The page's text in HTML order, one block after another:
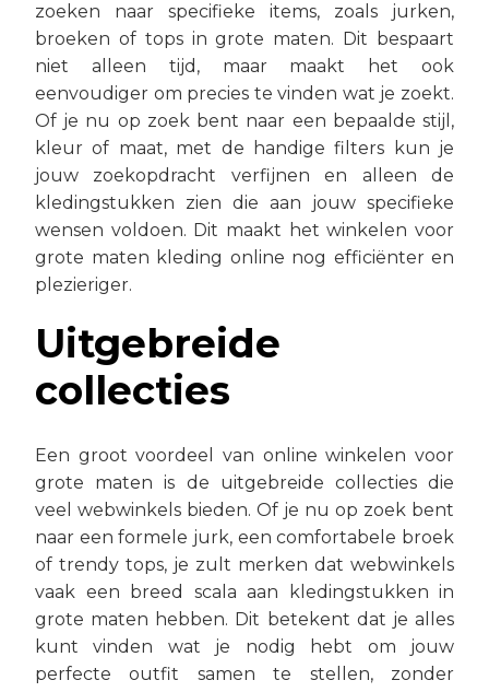
zoeken naar specifieke items, zoals jurken,
broeken of tops in grote maten. Dit bespaart
niet alleen tijd, maar maakt het ook
eenvoudiger om precies te vinden wat je zoekt.
Of je nu op zoek bent naar een bepaalde stijl,
kleur of maat, met de handige filters kun je
jouw zoekopdracht verfijnen en alleen de
kledingstukken zien die aan jouw specifieke
wensen voldoen. Dit maakt het winkelen voor
grote maten kleding online nog efficiënter en
plezieriger.
Uitgebreide
collecties
Een groot voordeel van online winkelen voor
grote maten is de uitgebreide collecties die
veel webwinkels bieden. Of je nu op zoek bent
naar een formele jurk, een comfortabele broek
of trendy tops, je zult merken dat webwinkels
vaak een breed scala aan kledingstukken in
grote maten hebben. Dit betekent dat je alles
kunt vinden wat je nodig hebt om jouw
perfecte outfit samen te stellen, zonder